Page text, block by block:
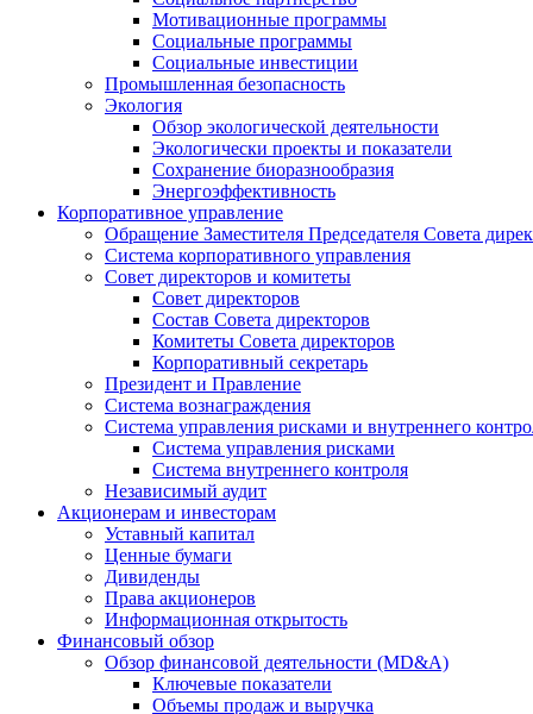
Мотивационные программы
Социальные программы
Социальные инвестиции
Промышленная безопасность
Экология
Обзор экологической деятельности
Экологически проекты и показатели
Сохранение биоразнообразия
Энергоэффективность
Корпоративное управление
Обращение Заместителя Председателя Совета
Система корпоративного управления
Совет директоров и комитеты
Совет директоров
Состав Совета директоров
Комитеты Совета директоров
Корпоративный секретарь
Президент и Правление
Система вознаграждения
Система управления рисками и внутреннего
Система управления рисками
Система внутреннего контроля
Независимый аудит
Акционерам и инвесторам
Уставный капитал
Ценные бумаги
Дивиденды
Права акционеров
Информационная открытость
Финансовый обзор
Обзор финансовой деятельности (MD&A)
Ключевые показатели
Объемы продаж и выручка